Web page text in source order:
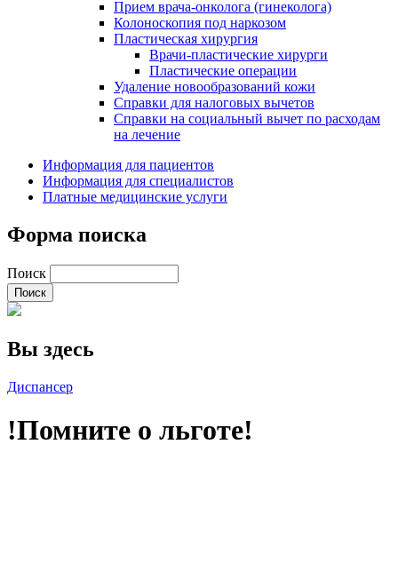
Прием врача-онколога (гинеколога)
Колоноскопия под наркозом
Пластическая хирургия
Врачи-пластические хирурги
Пластические операции
Удаление новообразований кожи
Справки для налоговых вычетов
Справки на социальный вычет по расходам
на лечение
Информация для пациентов
Информация для специалистов
Платные медицинские услуги
Форма поиска
Поиск
Вы здесь
Диспансер
!Помните о льготе!